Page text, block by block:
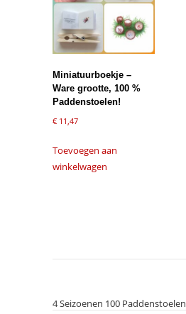
Miniatuurboekje –
Ware grootte, 100 %
Paddenstoelen!
€ 11,47
Toevoegen aan
winkelwagen
4 Seizoenen 100 Paddenstoelen